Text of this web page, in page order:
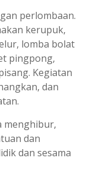
perlombaan.
kerupuk,
lomba bolat
pingpong,
Kegiatan
dan
menghibur,
dan
dan sesama